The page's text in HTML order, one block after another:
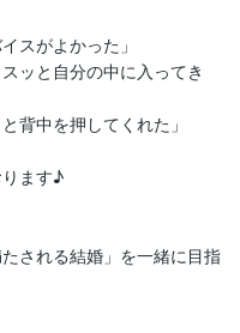
スがよかった」
ッと自分の中に入ってき
背中を押してくれた」
ます♪
される結婚」を一緒に目指